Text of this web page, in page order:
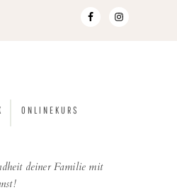
ONLINEKURS
deiner Familie mit